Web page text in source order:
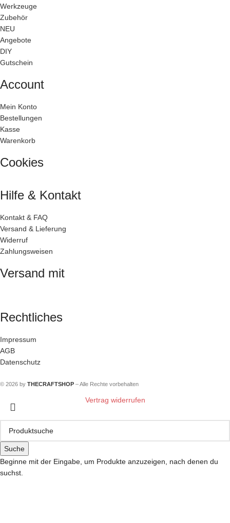
Werkzeuge
Zubehör
NEU
Angebote
DIY
Gutschein
Account
Mein Konto
Bestellungen
Kasse
Warenkorb
Cookies
Hilfe & Kontakt
Kontakt & FAQ
Versand & Lieferung
Widerruf
Zahlungsweisen
Versand mit
Rechtliches
Impressum
AGB
Datenschutz
© 2026 by THECRAFTSHOP – Alle Rechte vorbehalten
Suche
Beginne mit der Eingabe, um Produkte anzuzeigen, nach denen du
suchst.
Vertrag widerrufen